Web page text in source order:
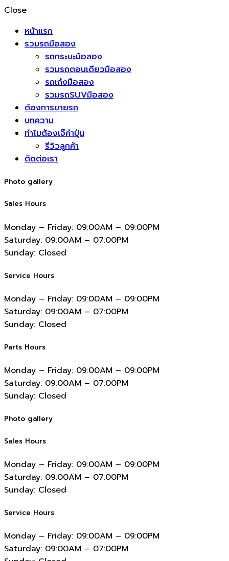
Close
หน้าแรก
รวมรถมือสอง
รถกระบะมือสอง
รวมรถตอนเดียวมือสอง
รถเก๋งมือสอง
รวมรถSUVมือสอง
ต้องการขายรถ
บทความ
ทำไมต้องเจ๊คำปุ่น
รีวิวลูกค้า
ติดต่อเรา
Photo gallery
Sales Hours
Monday – Friday: 09:00AM – 09:00PM
Saturday: 09:00AM – 07:00PM
Sunday: Closed
Service Hours
Monday – Friday: 09:00AM – 09:00PM
Saturday: 09:00AM – 07:00PM
Sunday: Closed
Parts Hours
Monday – Friday: 09:00AM – 09:00PM
Saturday: 09:00AM – 07:00PM
Sunday: Closed
Photo gallery
Sales Hours
Monday – Friday: 09:00AM – 09:00PM
Saturday: 09:00AM – 07:00PM
Sunday: Closed
Service Hours
Monday – Friday: 09:00AM – 09:00PM
Saturday: 09:00AM – 07:00PM